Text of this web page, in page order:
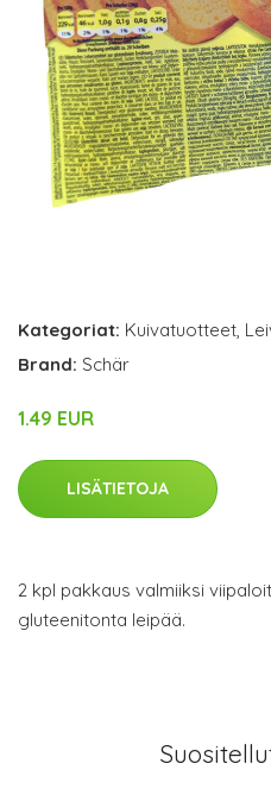
Kategoriat: Kuivatuotteet,
Brand: Schär
1.49 EUR
LISÄTIETOJA
2 kpl pakkaus valmiiksi
gluteenitonta leipää.